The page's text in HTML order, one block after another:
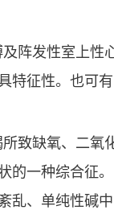
阵发性室上性
特征性。也可有
致缺氧、二氧
的一种综合征。
乱、单纯性碱中